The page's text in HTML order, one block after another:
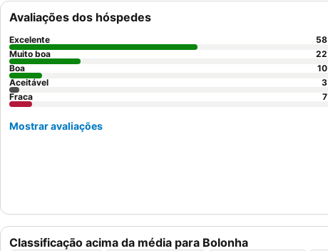
Classificação acima da média para Bolonha
Avaliações dos hóspedes
Excelente 58
Muito boa
22
Boa
10
Aceitável
3
Fraca
7
Mostrar avaliações